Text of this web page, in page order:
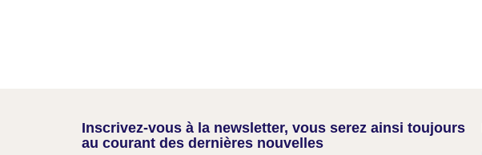
Inscrivez-vous à la newsletter, vous serez ainsi toujours
au courant des dernières nouvelles